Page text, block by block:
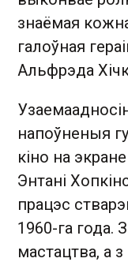
знаёмая
галоўная
Альфрэда
напоўненыя
кіно на
Энтані
працэс
1960-га года.
мастацтва, а